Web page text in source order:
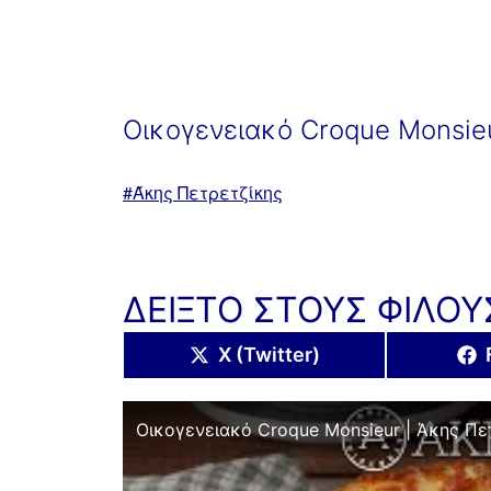
Οικογενειακό Croque
ΜεΆκης Πετρετζίκης
ΔΕΙΞΤΟ ΣΤΟΥΣ
Share
on
X (Twitter)
Οικογενειακό Croque Monsieur | Άκης